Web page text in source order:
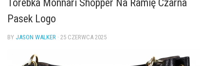
Torebka Monnari Shopper Na Ramię Czarna
Pasek Logo
BY JASON WALKER · 25 CZERWCA 2025